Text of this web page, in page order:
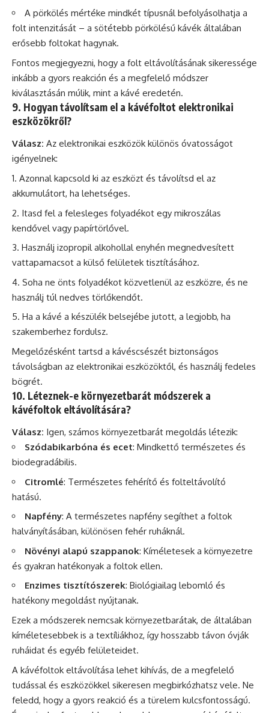
A pörkölés mértéke mindkét típusnál befolyásolhatja a
folt intenzitását – a sötétebb pörkölésű kávék általában
erősebb foltokat hagynak.
Fontos megjegyezni, hogy a folt eltávolításának sikeressége
inkább a gyors reakción és a megfelelő módszer
kiválasztásán múlik, mint a kávé eredetén.
9. Hogyan távolítsam el a kávéfoltot elektronikai
eszközökről?
Válasz: Az elektronikai eszközök különös óvatosságot
igényelnek:
Azonnal kapcsold ki az eszközt és távolítsd el az
akkumulátort, ha lehetséges.
Itasd fel a felesleges folyadékot egy mikroszálas
kendővel vagy papírtörlővel.
Használj izopropil alkohollal enyhén megnedvesített
vattapamacsot a külső felületek tisztításához.
Soha ne önts folyadékot közvetlenül az eszközre, és ne
használj túl nedves törlőkendőt.
Ha a kávé a készülék belsejébe jutott, a legjobb, ha
szakemberhez fordulsz.
Megelőzésként tartsd a kávéscsészét biztonságos
távolságban az elektronikai eszközöktől, és használj fedeles
bögrét.
10. Léteznek-e környezetbarát módszerek a
kávéfoltok eltávolítására?
Válasz: Igen, számos környezetbarát megoldás létezik:
Szódabikarbóna és ecet: Mindkettő természetes és
biodegradábilis.
Citromlé: Természetes fehérítő és folteltávolító
hatású.
Napfény: A természetes napfény segíthet a foltok
halványításában, különösen fehér ruháknál.
Növényi alapú szappanok: Kíméletesek a környezetre
és gyakran hatékonyak a foltok ellen.
Enzimes tisztítószerek: Biológiailag lebomló és
hatékony megoldást nyújtanak.
Ezek a módszerek nemcsak környezetbarátak, de általában
kíméletesebbek is a textíliákhoz, így hosszabb távon óvják
ruháidat és egyéb felületeidet.
A kávéfoltok eltávolítása lehet kihívás, de a megfelelő
tudással és eszközökkel sikeresen megbirkózhatsz vele. Ne
feledd, hogy a gyors reakció és a türelem kulcsfontosságú.